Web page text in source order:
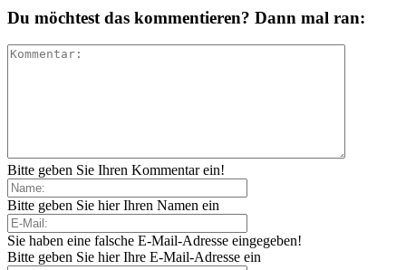
Du möchtest das kommentieren? Dann mal ran:
Bitte geben Sie Ihren Kommentar ein!
Bitte geben Sie hier Ihren Namen ein
Sie haben eine falsche E-Mail-Adresse eingegeben!
Bitte geben Sie hier Ihre E-Mail-Adresse ein